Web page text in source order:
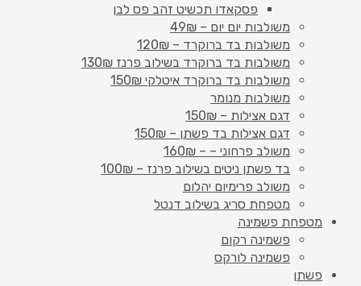
פסקאדו תכשיט זהב פס לבן
משולבות יום יום – 49₪
משולבות בד ברוקרד – 120₪
משולבות בד ברוקרד בשילוב פרנז 130₪
משולבות בד ברוקרד איטלקי 150₪
משולבות מנומר
דגם אצילות – 150₪
דגם אצילות בד פשתן – 150₪
משולב פרחוני – – 160₪
בד פשתן ניטים בשילוב פרנז – 100₪
משולב פרימיום יהלום
מטפחת סריג בשילוב דנטל
מטפחת פשמינה
פשמינה רקום
פשמינה לורקס
פשתן